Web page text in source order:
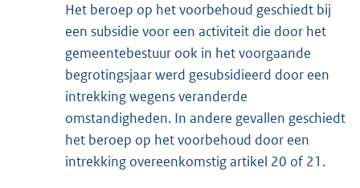
Het beroep op het voorbehoud geschiedt bij
een subsidie voor een activiteit die door het
gemeentebestuur ook in het voorgaande
begrotingsjaar werd gesubsidieerd door een
intrekking wegens veranderde
omstandigheden. In andere gevallen geschiedt
het beroep op het voorbehoud door een
intrekking overeenkomstig artikel 20 of 21.